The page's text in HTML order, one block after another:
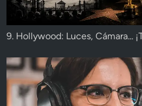
9. Hollywood: Luces, Cámara...